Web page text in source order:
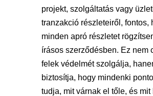
projekt, szolgáltatás vagy
tranzakció részleteiről, fontos,
minden apró részletet
írásos szerződésben. Ez nem
felek védelmét szolgálja,
biztosítja, hogy mindenki
tudja, mit várnak el tőle, és mit